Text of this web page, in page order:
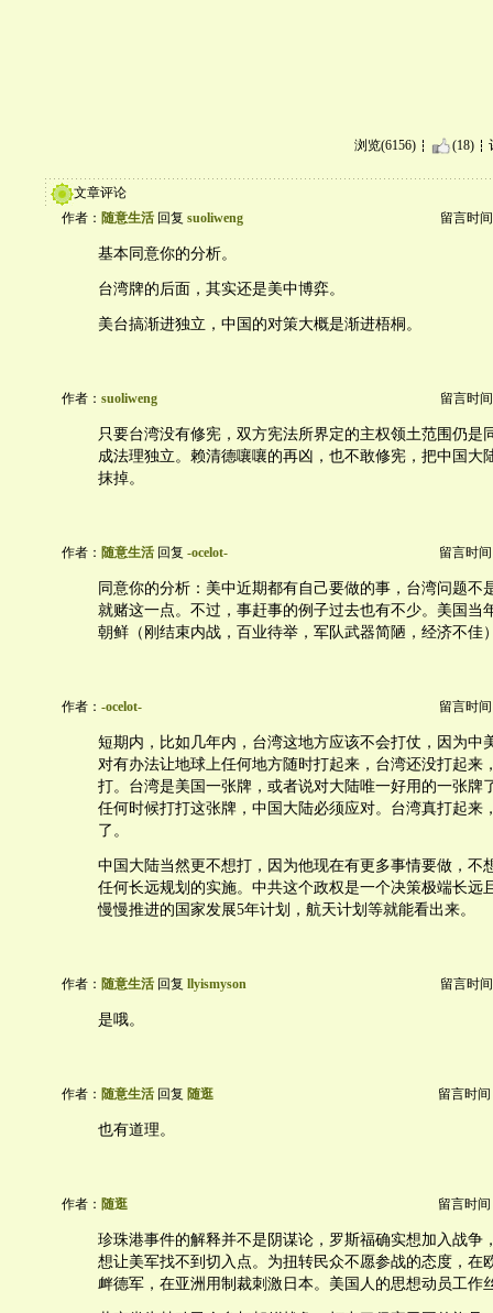
浏览(6156) (18)
文章评论
作者： 随意生活 回复 suoliweng 留言时
基本同意你的分析。
台湾牌的后面，其实还是美中博弈。
美台搞渐进独立，中国的对策大概是渐进梧桐。
作者： suoliweng 留言时
只要台湾没有修宪，双方宪法所界定的主权领土范围仍是
成法理独立。赖清德嚷嚷的再凶，也不敢修宪，把中国大
抹掉。
作者： 随意生活 回复 -ocelot- 留言时间
同意你的分析：美中近期都有自己要做的事，台湾问题不
就赌这一点。不过，事赶事的例子过去也有不少。美国当
朝鲜（刚结束内战，百业待举，军队武器简陋，经济不佳
作者： -ocelot- 留言时间
短期内，比如几年内，台湾这地方应该不会打仗，因为中
对有办法让地球上任何地方随时打起来，台湾还没打起来
打。台湾是美国一张牌，或者说对大陆唯一好用的一张牌
任何时候打打这张牌，中国大陆必须应对。台湾真打起来
了。
中国大陆当然更不想打，因为他现在有更多事情要做，不
任何长远规划的实施。中共这个政权是一个决策极端长远
慢慢推进的国家发展5年计划，航天计划等就能看出来。
作者： 随意生活 回复 llyismyson 留言时
是哦。
作者： 随意生活 回复 随逛 留言时间
也有道理。
作者： 随逛 留言时间
珍珠港事件的解释并不是阴谋论，罗斯福确实想加入战争
想让美军找不到切入点。为扭转民众不愿参战的态度，在
衅德军，在亚洲用制裁刺激日本。美国人的思想动员工作